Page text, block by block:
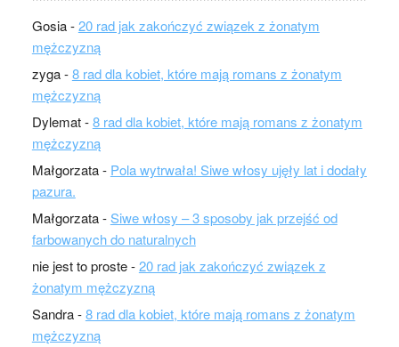
Gosia-20 rad jak zakończyć związek z żonatym
mężczyzną
zyga-8 rad dla kobiet, które mają romans z żonatym
mężczyzną
Dylemat-8 rad dla kobiet, które mają romans z żonatym
mężczyzną
Małgorzata- Pola wytrwała! Siwe włosy ujęły lat i dodały
pazura.
Małgorzata-Siwe włosy – 3 sposoby jak przejść od
farbowanych do naturalnych
nie jest to proste-20 rad jak zakończyć związek z
żonatym mężczyzną
Sandra-8 rad dla kobiet, które mają romans z żonatym
mężczyzną